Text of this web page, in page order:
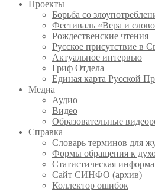
Проекты
Борьба со
Фестиваль «Вера и
Рождественские чтения
Русское присутствие в
Актуальное интервью
Гриф Отдела
Единая карта Русской
Медиа
Аудио
Видео
Образовательные
Справка
Словарь терминов для
Формы обращения к
Статистическая
Сайт СИНФО (архив)
Коллектор ошибок